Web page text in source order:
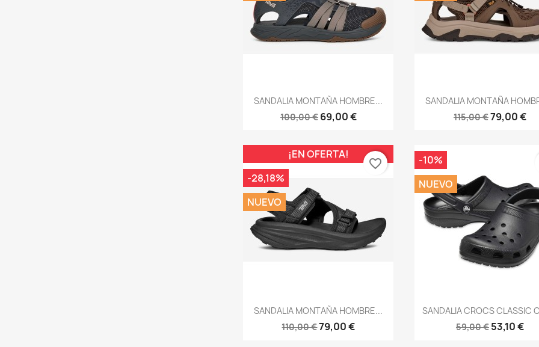
Vista rápida
SANDALIA MONTAÑA HOMBRE...
100,00 € 69,00 €
Vista rápida
SANDALIA MONTAÑA
115,00 €79,00 €
Vista rápida
SANDALIA MONTAÑA HOMBRE...
110,00 €79,00 €
¡EN OFERTA!
-28,18%
NUEVO
favorite_border
Vista rápida
SANDALIA CROCS CLASSIC
59,00 € 53,10 €
-10%
NUEVO